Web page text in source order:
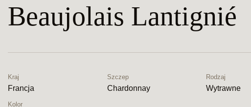
Beaujolais Lantignié
Kraj
Francja
Szczep
Chardonnay
Rodzaj
Wytrawne
Kolor